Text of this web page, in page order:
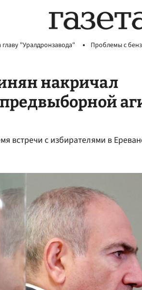
"Уралдронзавода" Проблемы с
накричал
встречи с избирателями в